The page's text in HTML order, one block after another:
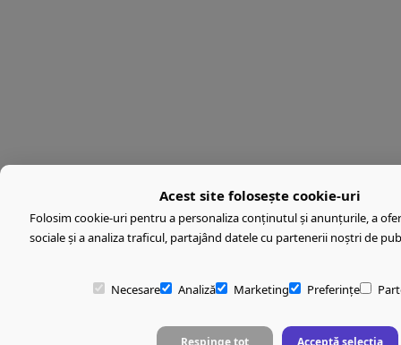
Acest site folosește cookie-uri
Folosim cookie-uri pentru a personaliza conținutul și anunțurile, a
sociale și a analiza traficul, partajând datele cu partenerii noștri de
Necesare Analiză Marketing Preferințe
Respinge tot Acceptă selecția